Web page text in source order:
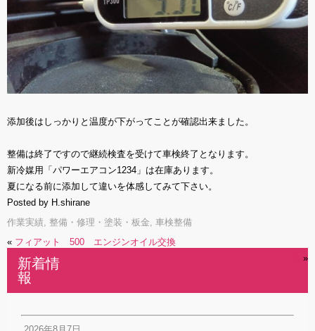
添加後はしっかりと温度が下がってことが確認出来ました。
整備は終了ですので継続検査を受けて車検終了となります。
新冷媒用「パワーエアコン1234」は在庫あります。
夏になる前に添加して違いを体感してみて下さい。
Posted by H.shirane
作業実績, 整備・修理・塗装・板金, 車検整備
« フィアット 500 エンジンオイル交換
»
新着情
報